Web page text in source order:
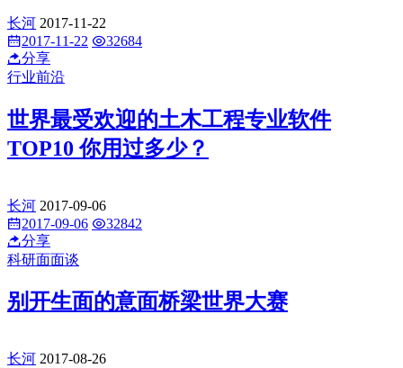
长河 2017-11-22
2017-11-22
32684
分享
行业前沿
世界最受欢迎的土木工程专业软件
TOP10 你用过多少？
长河 2017-09-06
2017-09-06
32842
分享
科研面面谈
别开生面的意面桥梁世界大赛
长河 2017-08-26